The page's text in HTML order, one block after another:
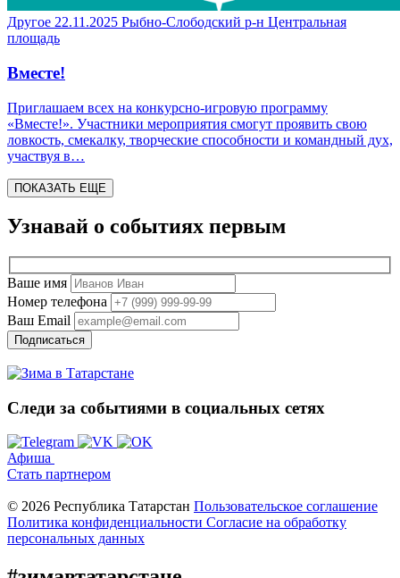
Другое 22.11.2025 Рыбно-Слободский р-н Центральная
площадь
Вместе!
Приглашаем всех на конкурсно-игровую программу
«Вместе!». Участники мероприятия смогут проявить свою
ловкость, смекалку, творческие способности и командный дух,
участвуя в…
ПОКАЗАТЬ ЕЩЕ
Узнавай о событиях первым
Ваше имя
Номер телефона
Ваш Email
Подписаться
Следи за событиями в социальных сетях
Афиша
Стать партнером
© 2026 Республика Татарстан Пользовательское соглашение
Политика конфиденциальности Cогласие на обработку
персональных данных